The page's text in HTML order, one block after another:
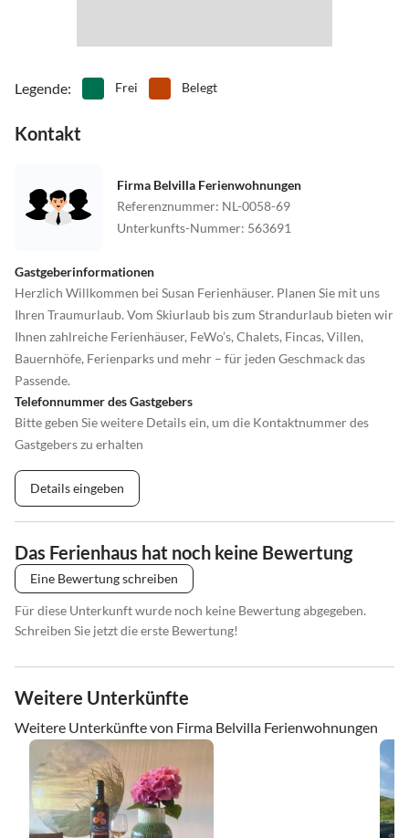
Legende: Frei Belegt
Kontakt
Firma Belvilla Ferienwohnungen
Referenznummer: NL-0058-69
Unterkunfts-Nummer: 563691
Gastgeberinformationen
Herzlich Willkommen bei Susan Ferienhäuser. Planen Sie mit uns
Ihren Traumurlaub. Vom Skiurlaub bis zum Strandurlaub bieten wir
Ihnen zahlreiche Ferienhäuser, FeWo’s, Chalets, Fincas, Villen,
Bauernhöfe, Ferienparks und mehr – für jeden Geschmack das
Passende.
Telefonnummer des Gastgebers
Bitte geben Sie weitere Details ein, um die Kontaktnummer des
Gastgebers zu erhalten
Details eingeben
Das Ferienhaus hat noch keine Bewertung
Eine Bewertung schreiben
Für diese Unterkunft wurde noch keine Bewertung abgegeben.
Schreiben Sie jetzt die erste Bewertung!
Weitere Unterkünfte
Weitere Unterkünfte von Firma Belvilla Ferienwohnungen